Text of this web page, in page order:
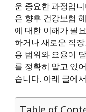
운 중요한 과정입
은 향후 건강보험
에 대한 이해가 필
하거나 새로운 직
용 범위와 요율이
를 정확히 알고 있
습니다. 아래 글에
Table of